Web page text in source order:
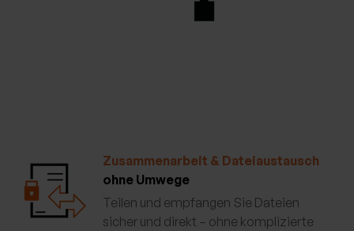
Zusammenarbeit & Dateiaustausch
ohne Umwege
Teilen und empfangen Sie Dateien
sicher und direkt – ohne komplizierte